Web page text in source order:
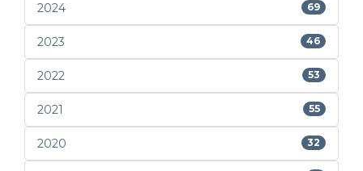
2024 69
2023 46
2022 53
2021 55
2020 32